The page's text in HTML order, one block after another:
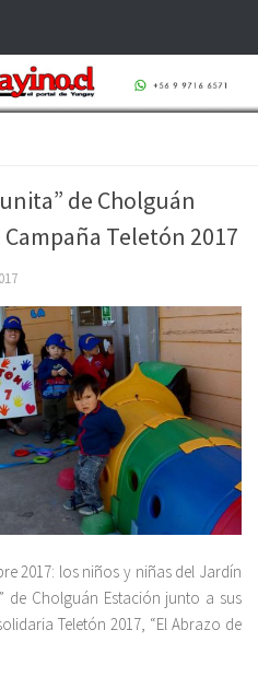
de Cholguán
Teletón 2017
2017: los niños y niñas del Jardín
de Cholguán Estación junto a sus
Teletón 2017, “El Abrazo de